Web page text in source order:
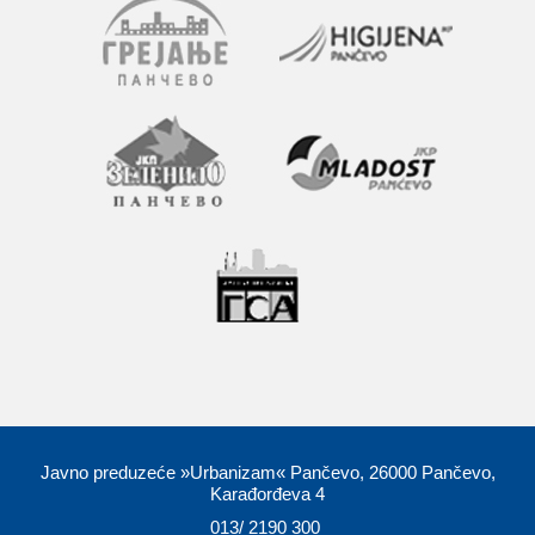
Javno preduzeće »Urbanizam« Pančevo, 26000 Pančevo,
Karađorđeva 4
013/ 2190 300